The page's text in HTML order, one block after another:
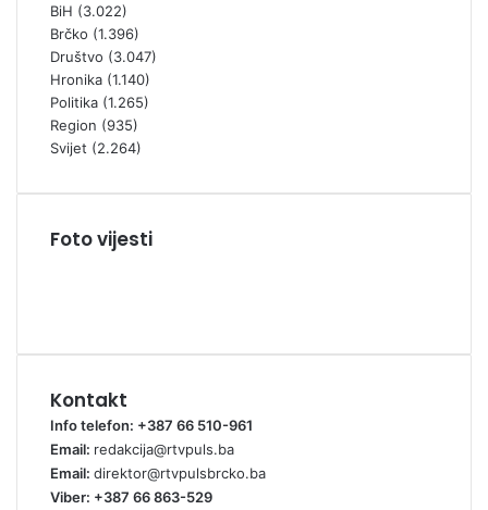
BiH (3.022)
Brčko (1.396)
Društvo (3.047)
Hronika (1.140)
Politika (1.265)
Region (935)
Svijet (2.264)
Foto vijesti
Kontakt
Info telefon: +387 66 510-961
Email: redakcija@rtvpuls.ba
Email: direktor@rtvpulsbrcko.ba
Viber: +387 66 863-529